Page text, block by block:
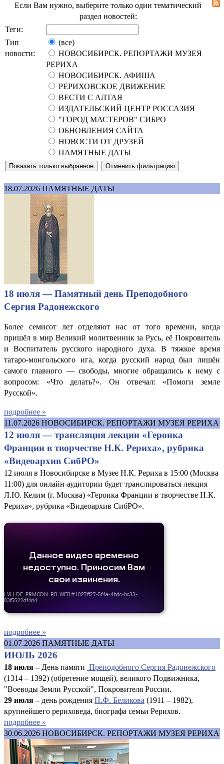
Если Вам нужно, выберите только один тематический
раздел новостей:
Теги:
Тип
новости:
(все)
НОВОСИБИРСК. РЕПОРТАЖИ МУЗЕЯ
РЕРИХА
НОВОСИБИРСК. АФИША
РЕРИХОВСКОЕ ДВИЖЕНИЕ
ВЕСТИ С АЛТАЯ
ИЗДАТЕЛЬСКИЙ ЦЕНТР РОССАЗИЯ
"ГОРОД МАСТЕРОВ" СИБРО
ОБНОВЛЕНИЯ САЙТА
НОВОСТИ ОТ ДРУЗЕЙ
ПАМЯТНЫЕ ДАТЫ
18.07.2026 ПАМЯТНЫЕ ДАТЫ
18 июля — Памятный день Преподобного
Сергия Радонежского
Более семисот лет отделяют нас от того времени, когда
пришёл в мир Великий молитвенник за Русь, её Покровитель
и Воспитатель русского народного духа. В тяжкое время
татаро-монгольского ига, когда русский народ был лишён
самого главного — свободы, многие обращались к нему с
вопросом: «Что делать?». Он отвечал: «Помоги земле
Русской».
подробнее »
11.07.2026 НОВОСИБИРСК. РЕПОРТАЖИ МУЗЕЯ РЕРИХА
12 июля — трансляция лекции «Героика
Франции в творчестве Н.К. Рериха», рубрика
«Видеоархив СибРО»
12 июля в Новосибирске в Музее Н.К. Рериха в 15:00 (Москва
11:00) для онлайн-аудитории будет транслироваться лекция
Л.Ю. Келим (г. Москва) «Героика Франции в творчестве Н.К.
Рериха», рубрика «Видеоархив СибРО».
подробнее »
01.07.2026 ПАМЯТНЫЕ ДАТЫ
ИЮЛЬ 2026
18 июля – День памяти Преподобного Сергия Радонежского
(1314 – 1392) (обретение мощей), великого Подвижника,
"Воеводы Земли Русской", Покровителя России.
29 июля – день рождения П.Ф. Беликова (1911 – 1982),
крупнейшего рериховеда, биографа семьи Рерихов.
подробнее »
30.06.2026 НОВОСИБИРСК. РЕПОРТАЖИ МУЗЕЯ РЕРИХА